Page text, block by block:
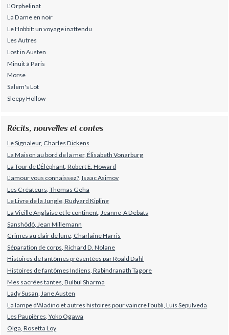
L'Orphelinat
La Dame en noir
Le Hobbit: un voyage inattendu
Les Autres
Lost in Austen
Minuit à Paris
Morse
Salem's Lot
Sleepy Hollow
Récits, nouvelles et contes
Le Signaleur, Charles Dickens
La Maison au bord de la mer, Élisabeth Vonarburg
La Tour de L’Éléphant, Robert E. Howard
L'amour vous connaissez?, Isaac Asimov
Les Créateurs, Thomas Geha
Le Livre de la Jungle, Rudyard Kipling
La Vieille Anglaise et le continent, Jeanne-A Debats
Sanshôdô, Jean Millemann
Crimes au clair de lune, Charlaine Harris
Séparation de corps, Richard D. Nolane
Histoires de fantômes présentées par Roald Dahl
Histoires de fantômes Indiens, Rabindranath Tagore
Mes sacrées tantes, Bulbul Sharma
Lady Susan, Jane Austen
La lampe d'Aladino et autres histoires pour vaincre l'oubli, Luis Sepulveda
Les Paupières, Yoko Ogawa
Olga, Rosetta Loy